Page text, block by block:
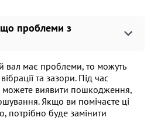
що проблеми з
вал має проблеми, то можуть
та зазори. Під час
можете виявити пошкодження,
Якщо ви помічаєте ці
потрібно буде замінити